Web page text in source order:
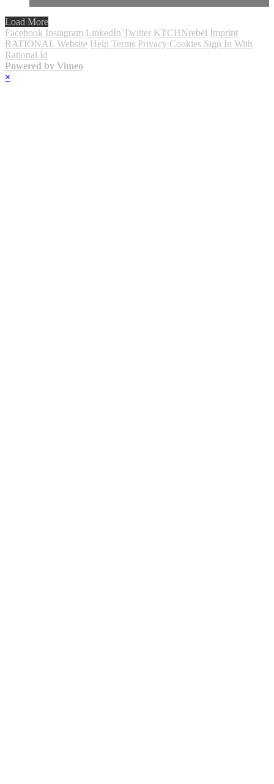
Load More
Facebook Instagram LinkedIn Twitter KTCHNrebel Imprint
RATIONAL Website Help Terms Privacy Cookies Sign In With
Rational Id
Powered by Vimeo
×